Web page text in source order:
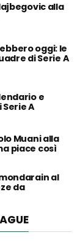
alla
oggi: le
di Serie A
e
A
Muani alla
piace così
al
da